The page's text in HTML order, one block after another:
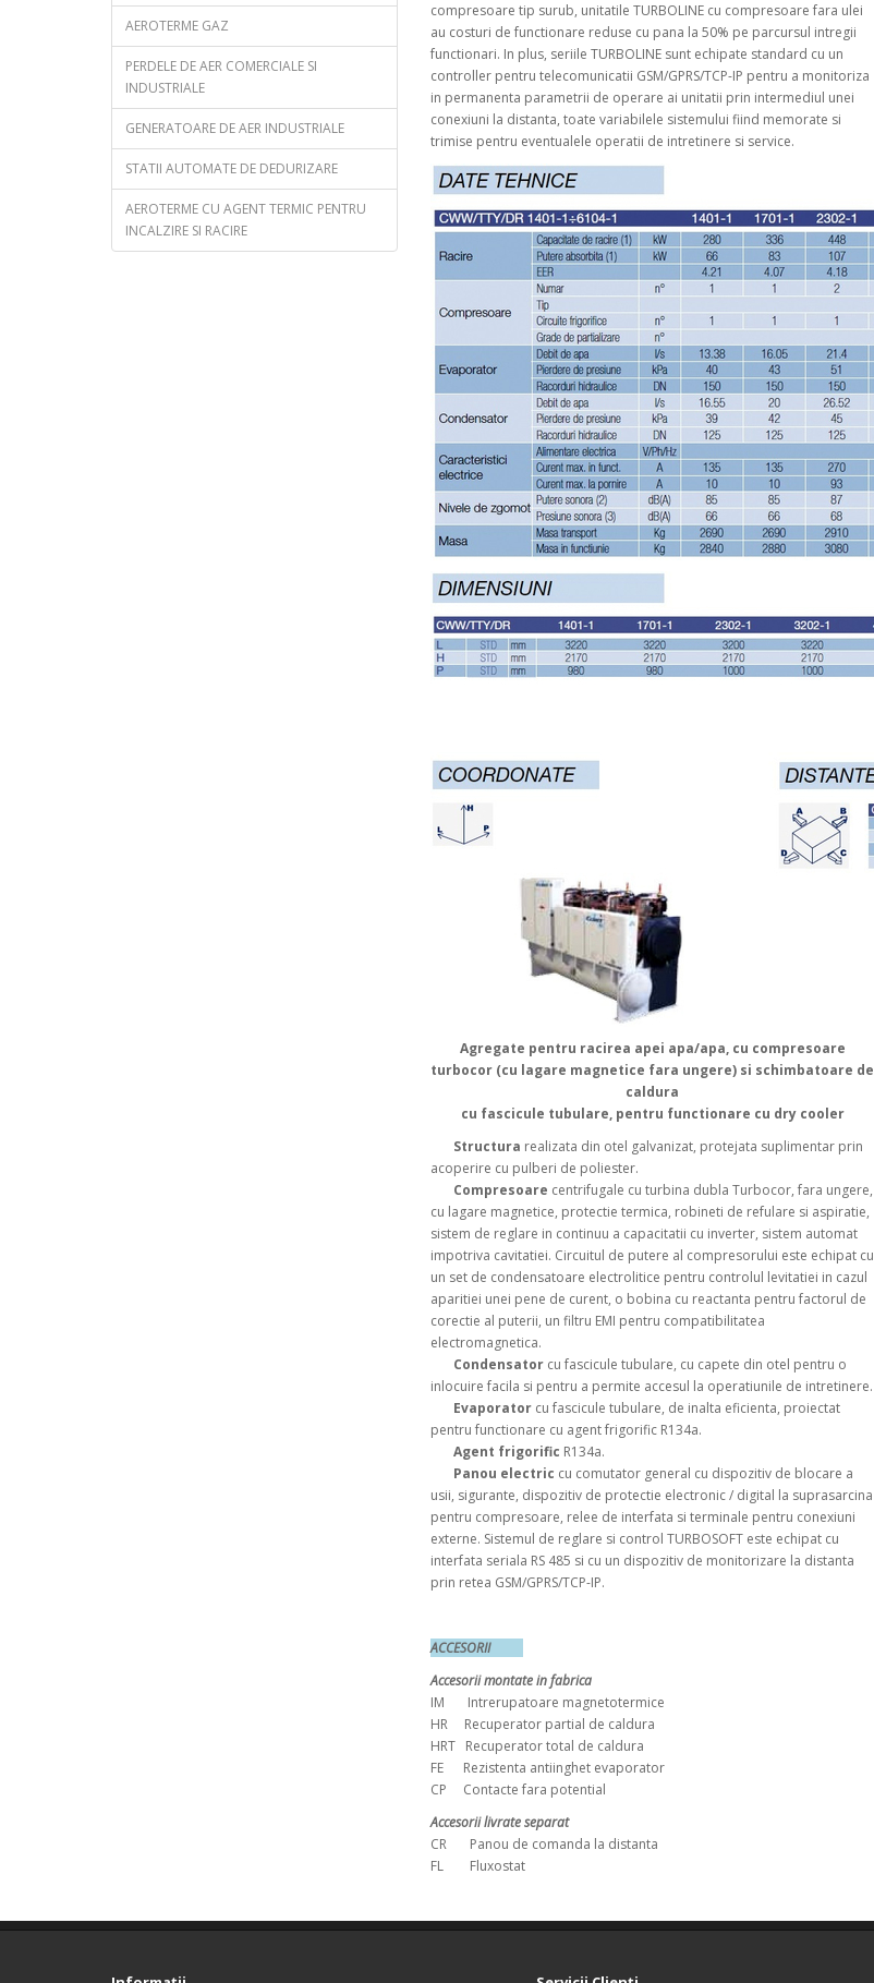
AEROTERME GAZ
PERDELE DE AER COMERCIALE SI
INDUSTRIALE
GENERATOARE DE AER INDUSTRIALE
STATII AUTOMATE DE DEDURIZARE
AEROTERME CU AGENT TERMIC PENTRU
INCALZIRE SI RACIRE
compresoare tip surub, unitatile TURBOLINE cu compresoare fara ulei
au costuri de functionare reduse cu pana la 50% pe parcursul intregii
functionari. In plus, seriile TURBOLINE sunt echipate standard cu un
controller pentru telecomunicatii GSM/GPRS/TCP-IP pentru a monitoriza
in permanenta parametrii de operare ai unitatii prin intermediul unei
conexiuni la distanta, toate variabilele sistemului fiind memorate si
trimise pentru eventualele operatii de intretinere si service.
Agregate pentru racirea apei apa/apa, cu compresoare
turbocor (cu lagare magnetice fara ungere) si schimbatoare de
caldura
cu fascicule tubulare, pentru functionare cu dry cooler
Structura realizata din otel galvanizat, protejata suplimentar prin
acoperire cu pulberi de poliester.
Compresoare centrifugale cu turbina dubla Turbocor, fara ungere,
cu lagare magnetice, protectie termica, robineti de refulare si aspiratie,
sistem de reglare in continuu a capacitatii cu inverter, sistem automat
impotriva cavitatiei. Circuitul de putere al compresorului este echipat cu
un set de condensatoare electrolitice pentru controlul levitatiei in cazul
aparitiei unei pene de curent, o bobina cu reactanta pentru factorul de
corectie al puterii, un filtru EMI pentru compatibilitatea
electromagnetica.
Condensator cu fascicule tubulare, cu capete din otel pentru o
inlocuire facila si pentru a permite accesul la operatiunile de intretinere.
Evaporator cu fascicule tubulare, de inalta eficienta, proiectat
pentru functionare cu agent frigorific R134a.
Agent frigorific R134a.
Panou electric cu comutator general cu dispozitiv de blocare a
usii, sigurante, dispozitiv de protectie electronic / digital la suprasarcina
pentru compresoare, relee de interfata si terminale pentru conexiuni
externe. Sistemul de reglare si control TURBOSOFT este echipat cu
interfata seriala RS 485 si cu un dispozitiv de monitorizare la distanta
prin retea GSM/GPRS/TCP-IP.
ACCESORII
Accesorii montate in fabrica
IM Intrerupatoare magnetotermice
HR Recuperator partial de caldura
HRT Recuperator total de caldura
FE Rezistenta antiinghet evaporator
CP Contacte fara potential
Accesorii livrate separat
CR Panou de comanda la distanta
FL Fluxostat